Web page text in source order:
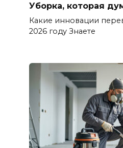
Уборка, которая
Какие инновации
2026 году Знаете